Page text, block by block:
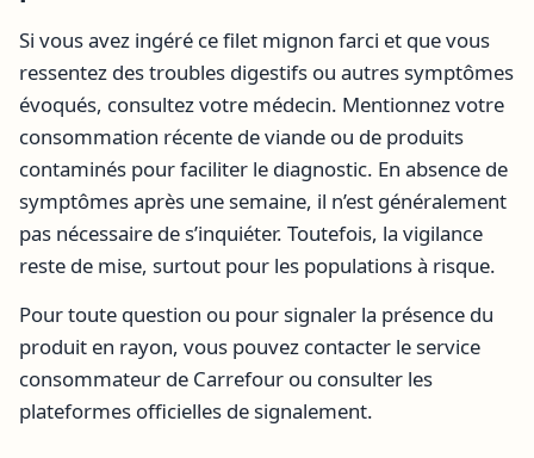
Si vous avez ingéré ce filet mignon farci et que vous
ressentez des troubles digestifs ou autres symptômes
évoqués, consultez votre médecin. Mentionnez votre
consommation récente de viande ou de produits
contaminés pour faciliter le diagnostic. En absence de
symptômes après une semaine, il n’est généralement
pas nécessaire de s’inquiéter. Toutefois, la vigilance
reste de mise, surtout pour les populations à risque.
Pour toute question ou pour signaler la présence du
produit en rayon, vous pouvez contacter le service
consommateur de Carrefour ou consulter les
plateformes officielles de signalement.